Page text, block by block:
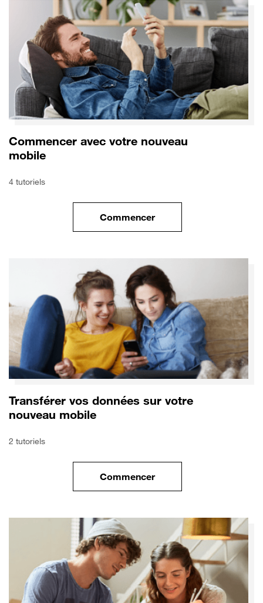
Commencer avec votre nouveau
mobile
4 tutoriels
Commencerle tuto pour Commencer avec
Transférer vos données sur votre
nouveau mobile
2 tutoriels
Commencerle tuto pour Transférer vos